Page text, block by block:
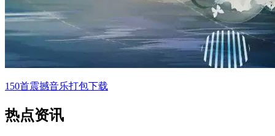
150首震撼音乐打包下载
热点资讯